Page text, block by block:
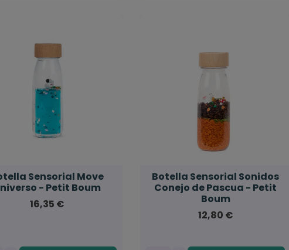
Sensorial Move
- Petit Boum
16,35 €
Botella Sensorial Sonidos
Conejo de Pascua - Petit
Boum
12,80 €